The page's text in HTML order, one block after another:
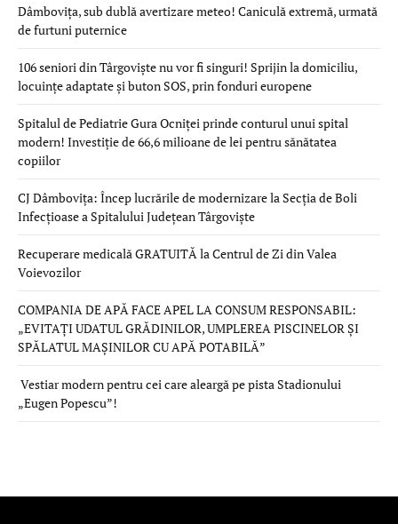
Dâmbovița, sub dublă avertizare meteo! Caniculă extremă, urmată
de furtuni puternice
106 seniori din Târgoviște nu vor fi singuri! Sprijin la domiciliu,
locuințe adaptate și buton SOS, prin fonduri europene
Spitalul de Pediatrie Gura Ocniței prinde conturul unui spital
modern! Investiție de 66,6 milioane de lei pentru sănătatea
copiilor
CJ Dâmbovița: Încep lucrările de modernizare la Secția de Boli
Infecțioase a Spitalului Județean Târgoviște
Recuperare medicală GRATUITĂ la Centrul de Zi din Valea
Voievozilor
COMPANIA DE APĂ FACE APEL LA CONSUM RESPONSABIL:
„EVITAȚI UDATUL GRĂDINILOR, UMPLEREA PISCINELOR ȘI
SPĂLATUL MAȘINILOR CU APĂ POTABILĂ”
Vestiar modern pentru cei care aleargă pe pista Stadionului
„Eugen Popescu”!